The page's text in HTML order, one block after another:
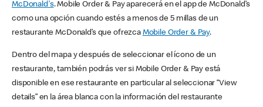
McDonald's. Mobile Order & Pay aparecerá en el app de McDonald’s
como una opción cuando estés a menos de 5 millas de un
restaurante McDonald’s que ofrezca Mobile Order & Pay.
Dentro del mapa y después de seleccionar el ícono de un
restaurante, también podrás ver si Mobile Order & Pay está
disponible en ese restaurante en particular al seleccionar “View
details” en la área blanca con la información del restaurante